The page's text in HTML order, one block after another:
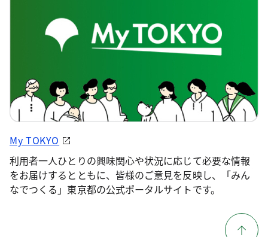
My TOKYO
利用者一人ひとりの興味関心や状況に応じて必要な情報
をお届けするとともに、皆様のご意見を反映し、「みん
なでつくる」東京都の公式ポータルサイトです。